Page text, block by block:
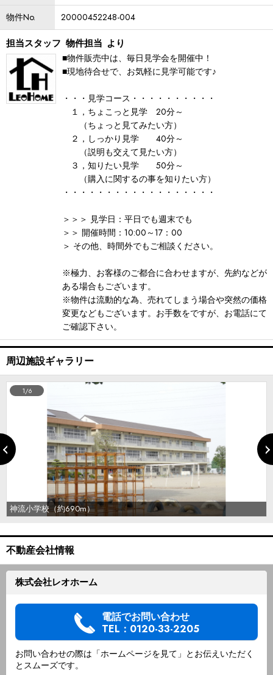
物件No.
20000452248-004
担当スタッフ 物件担当 より
■物件販売中は、毎日見学会を開催中！
■現地待合せで、お気軽に見学可能です♪
・・・見学コース・・・・・・・・・・
１，ちょこっと見学 20分～
（ちょっと見てみたい方）
２，しっかり見学 40分～
（説明も交えて見たい方）
３，知りたい見学 50分～
（購入に関するの事を知りたい方）
・・・・・・・・・・・・・・・・・・
＞＞＞ 見学日：平日でも週末でも
＞＞ 開催時間：10:00～17：00
＞ その他、時間外でもご相談ください。
※極力、お客様のご都合に合わせますが、先約などが
ある場合もございます。
※物件は流動的な為、売れてしまう場合や突然の価格
変更などもございます。お手数をですが、お電話にて
ご確認下さい。
周辺施設ギャラリー
神流小学校（約690m）
1/6
不動産会社情報
株式会社レオホーム
電話でお問い合わせ
TEL：0120-33-2205
お問い合わせの際は「ホームページを見て」とお伝えいただく
とスムーズです。